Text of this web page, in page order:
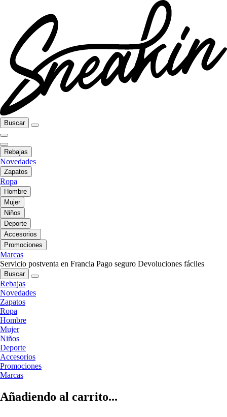
Buscar
Rebajas
Novedades
Zapatos
Ropa
Hombre
Mujer
Niños
Deporte
Accesorios
Promociones
Marcas
Servicio postventa en Francia Pago seguro Devoluciones fáciles
Buscar
Rebajas
Novedades
Zapatos
Ropa
Hombre
Mujer
Niños
Deporte
Accesorios
Promociones
Marcas
Añadiendo al carrito...